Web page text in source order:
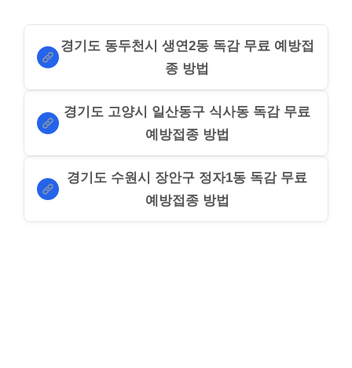
경기도 동두천시 생연2동 독감 무료 예방접
종 방법
경기도 고양시 일산동구 식사동 독감 무료
예방접종 방법
경기도 수원시 장안구 정자1동 독감 무료
예방접종 방법